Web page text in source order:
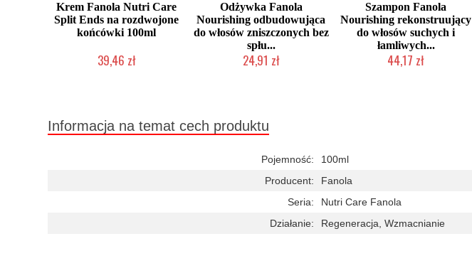
Krem Fanola Nutri Care
Split Ends na rozdwojone
końcówki 100ml
39,46 zł
Odżywka Fanola
Nourishing odbudowująca
do włosów zniszczonych bez
spłu...
24,91 zł
Szampon Fanola
Nourishing rekonstruujący
do włosów suchych i
łamliwych...
44,17 zł
Informacja na temat cech produktu
Pojemność:
100ml
Producent:
Fanola
Seria:
Nutri Care Fanola
Działanie:
Regeneracja, Wzmacnianie